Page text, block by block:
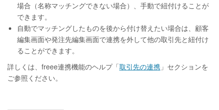
場合（名称マッチングできない場合）、手動で紐付けることが
できます。
自動でマッチングしたものを後から付け替えたい場合は、顧客
編集画面や発注先編集画面で連携を外して他の取引先と紐付け
ることができます。
詳しくは、freee連携機能のヘルプ「取引先の連携 」セクションを
ご参照ください。